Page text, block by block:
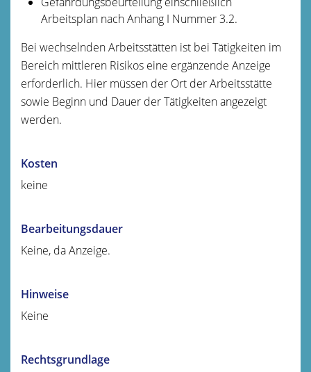
Arbeitsplan nach Anhang I Nummer 3.2.
Bei wechselnden Arbeitsstätten ist bei Tätigkeiten im
Bereich mittleren Risikos eine ergänzende Anzeige
erforderlich. Hier müssen der Ort der Arbeitsstätte
sowie Beginn und Dauer der Tätigkeiten angezeigt
werden.
Kosten
keine
Bearbeitungsdauer
Keine, da Anzeige.
Hinweise
Keine
Rechtsgrundlage